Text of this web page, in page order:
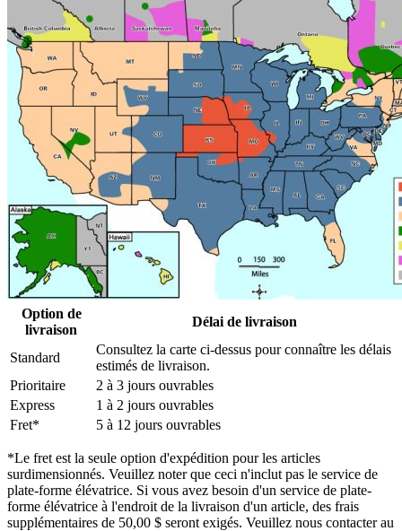
Option de
livraison
Délai de livraison
Standard
Consultez la carte ci-dessus pour connaître les délais
estimés de livraison.
Prioritaire
2 à 3 jours ouvrables
Express
1 à 2 jours ouvrables
Fret*
5 à 12 jours ouvrables
*Le fret est la seule option d'expédition pour les articles
surdimensionnés. Veuillez noter que ceci n'inclut pas le service de
plate-forme élévatrice. Si vous avez besoin d'un service de plate-
forme élévatrice à l'endroit de la livraison d'un article, des frais
supplémentaires de 50,00 $ seront exigés. Veuillez nous contacter au